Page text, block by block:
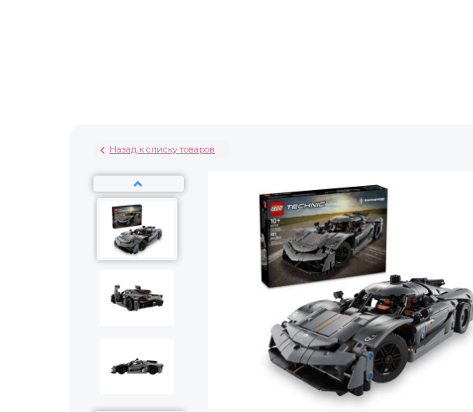
Назад к списку товаров